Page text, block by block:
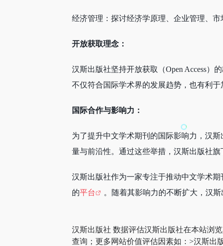
经济管理：探讨经济学原理、企业管理、市
开放获取理念：
汉斯出版社坚持开放获取（Open Access）
不仅符合国际学术界的发展趋势，也有利于
国际合作与影响力：
为了提升中文学术期刊的国际影响力，汉
量与前沿性。通过这些举措，汉斯出版社
汉斯出版社作为一家专注于推动中文学术
的平台 。随着其影响力的不断扩大，汉
汉斯出版社 数据评估汉斯出版社在本站浏
查询；更多网站价值评估因素如：>汉斯出